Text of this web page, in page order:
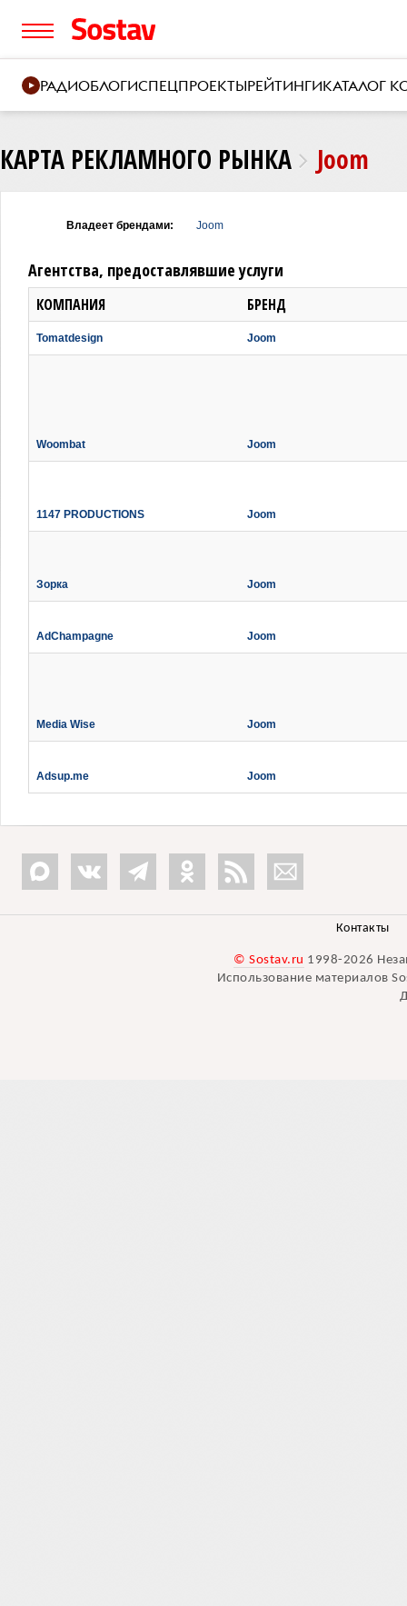
РАДИОБЛОГИСПЕЦПРОЕКТЫРЕЙТИНГИКАТАЛОГ
КАРТА РЕКЛАМНОГО РЫНКА Joom
Владеет брендами: Joom
Агентства, предоставлявшие услуги
КОМПАНИЯ БРЕНД
Tomatdesign Joom
Woombat Joom
1147 PRODUCTIONS Joom
Зорка Joom
AdChampagne Joom
Media Wise Joom
Adsup.me Joom
Контакты
© Sostav.ru 1998-2026
Использование материалов